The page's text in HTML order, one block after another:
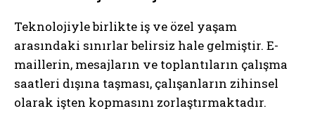
Teknolojiyle birlikte iş ve özel yaşam
arasındaki sınırlar belirsiz hale gelmiştir. E-
maillerin, mesajların ve toplantıların çalışma
saatleri dışına taşması, çalışanların zihinsel
olarak işten kopmasını zorlaştırmaktadır.